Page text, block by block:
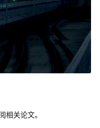
相关论文。